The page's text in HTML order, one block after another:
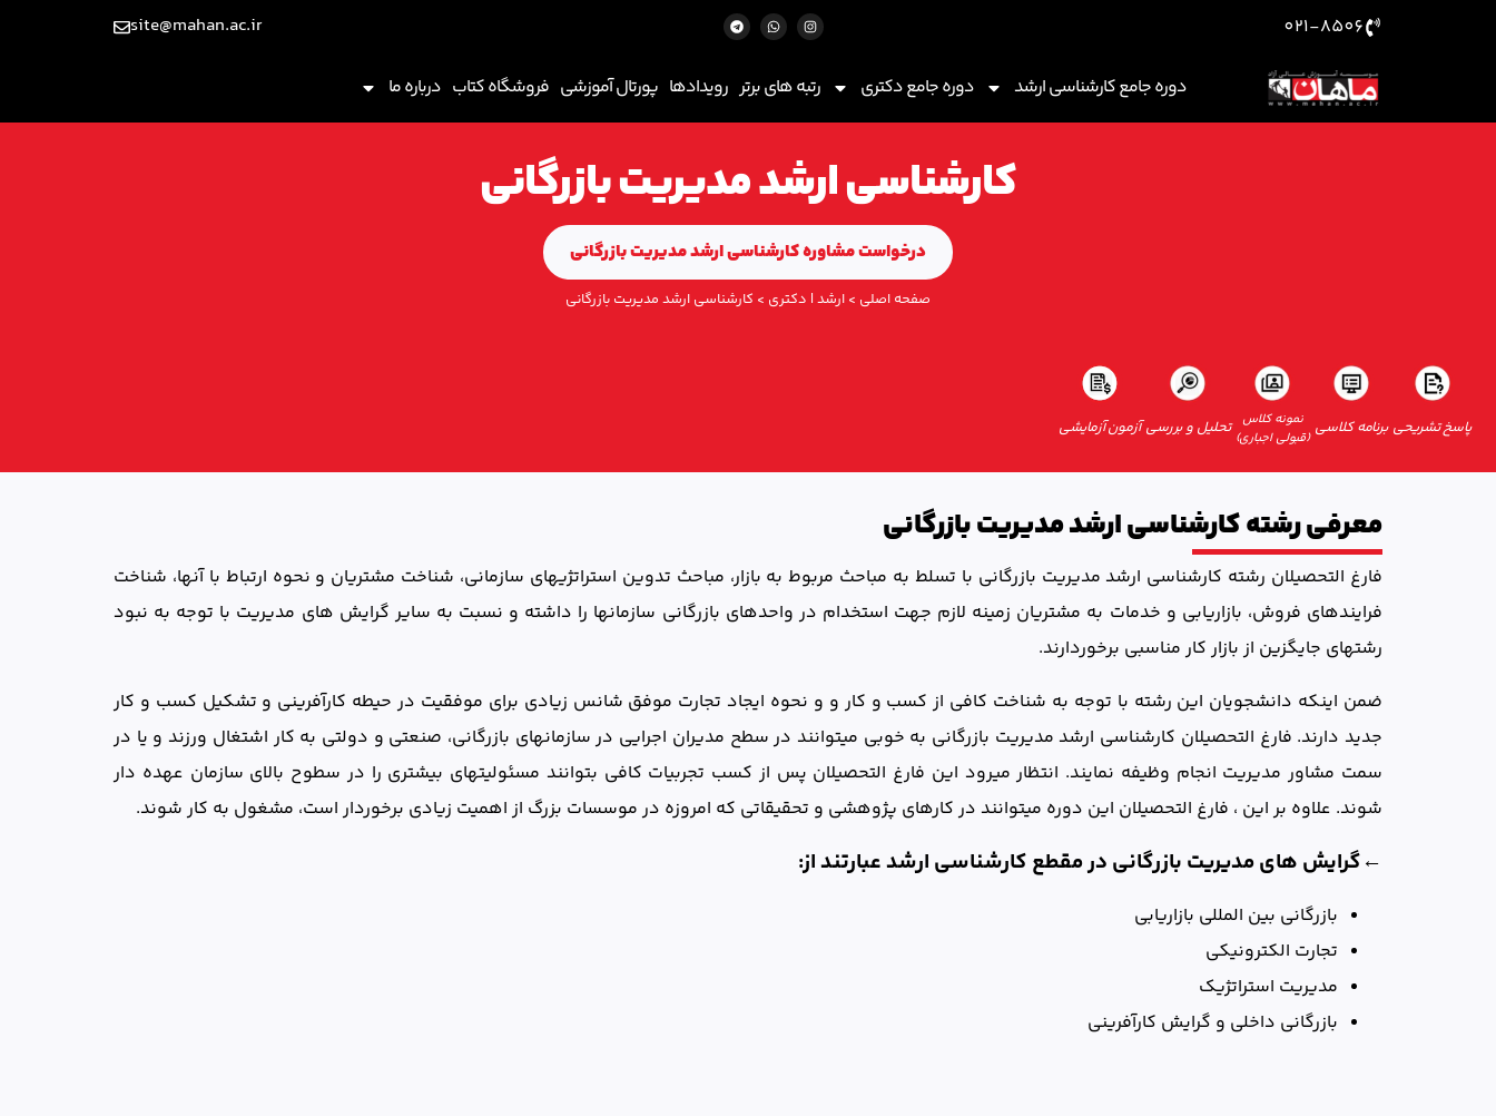
021-8506
site@mahan.ac.ir
دوره جامع کارشناسی ارشد دوره جامع دکتری رتبه های برتر رویدادها پورتال آموزشی فروشگاه کتاب درباره ما
کارشناسی ارشد مدیریت بازرگانی
درخواست مشاوره کارشناسی ارشد مدیریت بازرگانی
صفحه اصلی > ارشد | دکتری > کارشناسی ارشد مدیریت بازرگانی
پاسخ تشریحی برنامه کلاسی
نمونه کلاس
(قبولی اجباری) تحلیل و بررسی آزمون آزمایشی
معرفی رشته کارشناسی ارشد مدیریت بازرگانی
فارغ التحصيلان رشته کارشناسی ارشد مدیریت بازرگانی با تسلط به مباحث مربوط به بازار، مباحث تدوين استراتژي­هاي سازماني، شناخت مشتريان و نحوه ارتباط با آن­ها، شناخت
فرايندهاي فروش، بازاريابي و خدمات به مشتريان زمينه لازم جهت استخدام در واحدهاي بازرگانی سازمان­ها را داشته و نسبت به ساير گرايش های مديريت با توجه به نبود
رشته­اي جايگزين از بازار کار مناسبی برخوردارند.
ضمن اینکه دانشجویان این رشته با توجه به شناخت کافی از کسب و کار و و نحوه ایجاد تجارت موفق شانس زیادی برای موفقیت در حیطه کارآفرینی و تشکیل کسب و کار
جدید دارند. فارغ التحصیلان کارشناسی ارشد مدیریت بازرگانی به خوبی می­توانند در سطح مدیران اجرایی در سازمان­های بازرگانی، صنعتی و دولتی به کار اشتغال ورزند و یا در
سمت مشاور مدیریت انجام وظیفه نمایند. انتظار می­رود این فارغ التحصیلان پس از کسب تجربیات کافی بتوانند مسئولیت­های بیشتری را در سطوح بالای سازمان عهده دار
شوند. علاوه بر این ، فارغ التحصیلان این دوره می­توانند در کارهای پژوهشی و تحقیقاتی که امروزه در موسسات بزرگ از اهمیت زیادی برخوردار است، مشغول به کار شوند.
←گرایش های مدیریت بازرگانی در مقطع کارشناسی ارشد عبارتند از:
بازرگانی بین المللی بازاریابی
تجارت الکترونیکی
مدیریت استراتژیک
بازرگانی داخلی و گرایش کارآفرینی­